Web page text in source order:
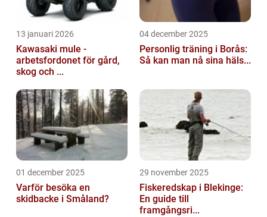
13 januari 2026
Kawasaki mule -
arbetsfordonet för gård,
skog och ...
04 december 2025
Personlig träning i Borås:
Så kan man nå sina häls...
01 december 2025
Varför besöka en
skidbacke i Småland?
29 november 2025
Fiskeredskap i Blekinge:
En guide till
framgångsri...